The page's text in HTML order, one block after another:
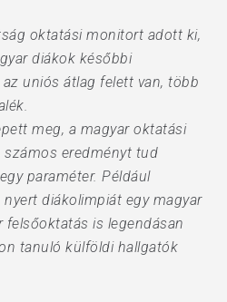
oktatási monitort adott ki,
diákok későbbi
uniós átlag felett van, több
meg, a magyar oktatási
eredményt tud
paraméter. Pél­dául
diákolimpiát egy magyar
felsőoktatás is legendásan
tanuló külföldi hallgatók